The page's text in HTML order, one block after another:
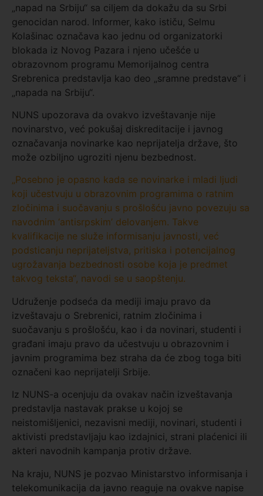
„napad na Srbiju“ sa ciljem da dokažu da su Srbi
genocidan narod. Informer, kako ističu, Selmu
Kolašinac označava kao jednu od organizatorki
blokada iz Novog Pazara i njeno učešće u
obrazovnom programu Memorijalnog centra
Srebrenica predstavlja kao deo „sramne predstave“ i
„napada na Srbiju“.
NUNS upozorava da ovakvo izveštavanje nije
novinarstvo, već pokušaj diskreditacije i javnog
označavanja novinarke kao neprijatelja države, što
može ozbiljno ugroziti njenu bezbednost.
„Posebno je opasno kada se novinarke i mladi ljudi
koji učestvuju u obrazovnim programima o ratnim
zločinima i suočavanju s prošlošću javno povezuju sa
navodnim ‘antisrpskim’ delovanjem. Takve
kvalifikacije ne služe informisanju javnosti, već
podsticanju neprijateljstva, pritiska i potencijalnog
ugrožavanja bezbednosti osobe koja je predmet
takvog teksta“, navodi se u saopštenju.
Udruženje podseća da mediji imaju pravo da
izveštavaju o Srebrenici, ratnim zločinima i
suočavanju s prošlošću, kao i da novinari, studenti i
građani imaju pravo da učestvuju u obrazovnim i
javnim programima bez straha da će zbog toga biti
označeni kao neprijatelji Srbije.
Iz NUNS-a ocenjuju da ovakav način izveštavanja
predstavlja nastavak prakse u kojoj se
neistomišljenici, nezavisni mediji, novinari, studenti i
aktivisti predstavljaju kao izdajnici, strani plaćenici ili
akteri navodnih kampanja protiv države.
Na kraju, NUNS je pozvao Ministarstvo informisanja i
telekomunikacija da javno reaguje na ovakve napise